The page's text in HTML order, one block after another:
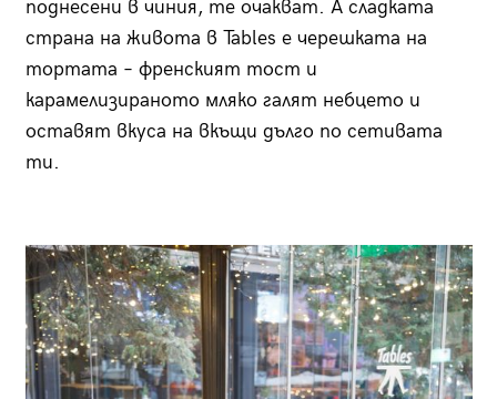
поднесени в чиния, те очакват. А сладката
страна на живота в Tables е черешката на
тортата – френският тост и
карамелизираното мляко галят небцето и
оставят вкуса на вкъщи дълго по сетивата
ти.